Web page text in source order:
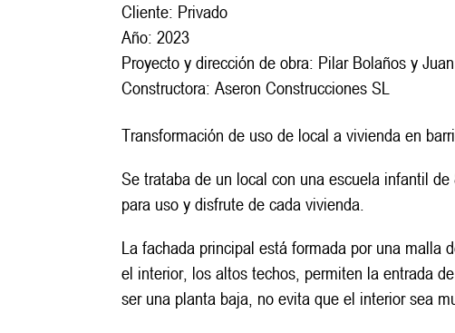
Cliente: Privado
Año: 2023
Proyecto y dirección de obra: Pilar Bolaños y
Constructora: Aseron Construcciones SL
Transformación de uso de local a vivienda en
Se trataba de un local con una escuela infantil
para uso y disfrute de cada vivienda.
La fachada principal está formada por una malla
el interior, los altos techos, permiten la entrada
ser una planta baja, no evita que el interior sea